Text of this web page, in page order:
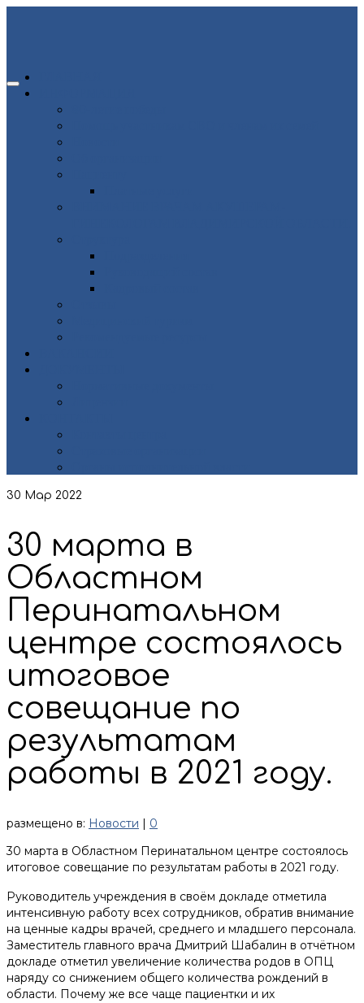
30 Мар 2022
30 марта в
Областном
Перинатальном
центре состоялось
итоговое
совещание по
результатам
работы в 2021 году.
размещено в: Новости | 0
30 марта в Областном Перинатальном центре состоялось
итоговое совещание по результатам работы в 2021 году.
Руководитель учреждения в своём докладе отметила
интенсивную работу всех сотрудников, обратив внимание
на ценные кадры врачей, среднего и младшего персонала.
Заместитель главного врача Дмитрий Шабалин в отчётном
докладе отметил увеличение количества родов в ОПЦ
наряду со снижением общего количества рождений в
области. Почему же все чаще пациентки и их